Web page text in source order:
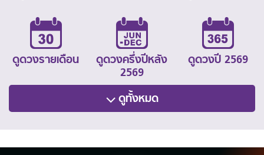
ดูดวงรายเดือน
ดูดวงครึ่งปีหลัง
2569
ดูดวงปี 2569
ดูทั้งหมด